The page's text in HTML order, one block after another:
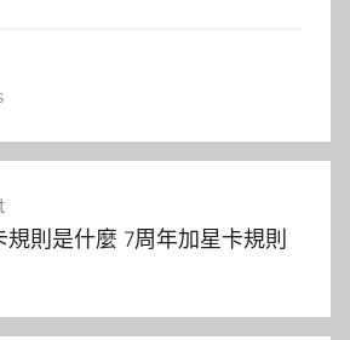
則是什麼 7周年加星卡規則